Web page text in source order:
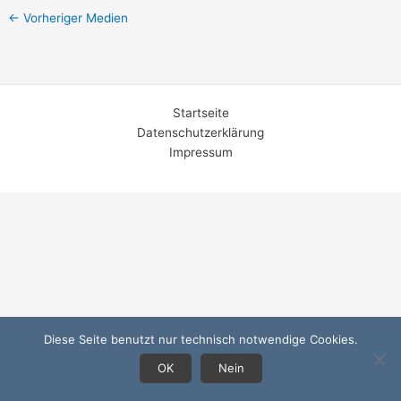
← Vorheriger Medien
Startseite
Datenschutzerklärung
Impressum
Diese Seite benutzt nur technisch notwendige Cookies.
OK
Nein